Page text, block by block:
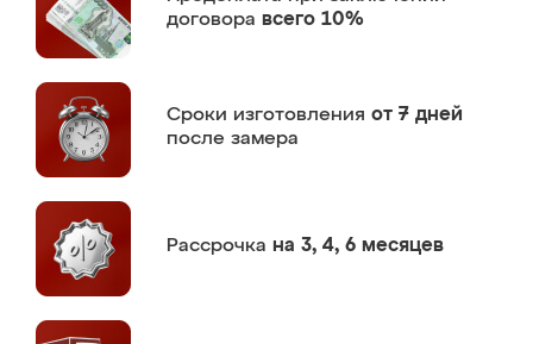
договора всего 10%
Сроки изготовления от 7 дней
после замера
Рассрочка на 3, 4, 6 месяцев